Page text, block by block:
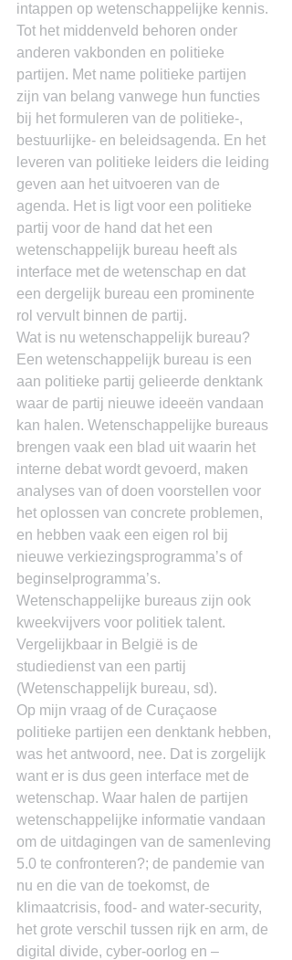
intappen op wetenschappelijke kennis.
Tot het middenveld behoren onder
anderen vakbonden en politieke
partijen. Met name politieke partijen
zijn van belang vanwege hun functies
bij het formuleren van de politieke-,
bestuurlijke- en beleidsagenda. En het
leveren van politieke leiders die leiding
geven aan het uitvoeren van de
agenda. Het is ligt voor een politieke
partij voor de hand dat het een
wetenschappelijk bureau heeft als
interface met de wetenschap en dat
een dergelijk bureau een prominente
rol vervult binnen de partij.
Wat is nu wetenschappelijk bureau?
Een wetenschappelijk bureau is een
aan politieke partij gelieerde denktank
waar de partij nieuwe ideeën vandaan
kan halen. Wetenschappelijke bureaus
brengen vaak een blad uit waarin het
interne debat wordt gevoerd, maken
analyses van of doen voorstellen voor
het oplossen van concrete problemen,
en hebben vaak een eigen rol bij
nieuwe verkiezingsprogramma’s of
beginselprogramma’s.
Wetenschappelijke bureaus zijn ook
kweekvijvers voor politiek talent.
Vergelijkbaar in België is de
studiedienst van een partij
(Wetenschappelijk bureau, sd).
Op mijn vraag of de Curaçaose
politieke partijen een denktank hebben,
was het antwoord, nee. Dat is zorgelijk
want er is dus geen interface met de
wetenschap. Waar halen de partijen
wetenschappelijke informatie vandaan
om de uitdagingen van de samenleving
5.0 te confronteren?; de pandemie van
nu en die van de toekomst, de
klimaatcrisis, food- and water-security,
het grote verschil tussen rijk en arm, de
digital divide, cyber-oorlog en –